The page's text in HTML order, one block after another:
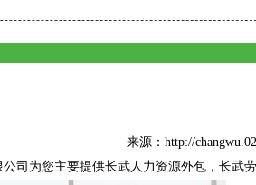
来源：http://
公司为您主要提供长武人力资源外包 ，长武